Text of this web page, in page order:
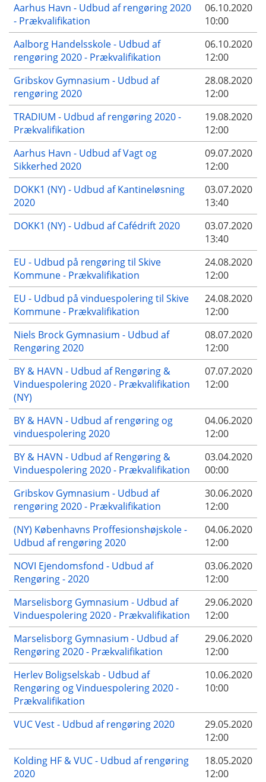
Aarhus Havn - Udbud af rengøring 2020
- Prækvalifikation
06.10.2020
10:00
Aalborg Handelsskole - Udbud af
rengøring 2020 - Prækvalifikation
06.10.2020
12:00
Gribskov Gymnasium - Udbud af
rengøring 2020
28.08.2020
12:00
TRADIUM - Udbud af rengøring 2020 -
Prækvalifikation
19.08.2020
12:00
Aarhus Havn - Udbud af Vagt og
Sikkerhed 2020
09.07.2020
12:00
DOKK1 (NY) - Udbud af Kantineløsning
2020
03.07.2020
13:40
DOKK1 (NY) - Udbud af Cafédrift 2020
03.07.2020
13:40
EU - Udbud på rengøring til Skive
Kommune - Prækvalifikation
24.08.2020
12:00
EU - Udbud på vinduespolering til Skive
Kommune - Prækvalifikation
24.08.2020
12:00
Niels Brock Gymnasium - Udbud af
Rengøring 2020
08.07.2020
12:00
BY & HAVN - Udbud af Rengøring &
Vinduespolering 2020 - Prækvalifikation
(NY)
07.07.2020
12:00
BY & HAVN - Udbud af rengøring og
vinduespolering 2020
04.06.2020
12:00
BY & HAVN - Udbud af Rengøring &
Vinduespolering 2020 - Prækvalifikation
03.04.2020
00:00
Gribskov Gymnasium - Udbud af
rengøring 2020 - Prækvalifikation
30.06.2020
12:00
(NY) Københavns Proffesionshøjskole -
Udbud af rengøring 2020
04.06.2020
12:00
NOVI Ejendomsfond - Udbud af
Rengøring - 2020
03.06.2020
12:00
Marselisborg Gymnasium - Udbud af
Vinduespolering 2020 - Prækvalifikation
29.06.2020
12:00
Marselisborg Gymnasium - Udbud af
Rengøring 2020 - Prækvalifikation
29.06.2020
12:00
Herlev Boligselskab - Udbud af
Rengøring og Vinduespolering 2020 -
Prækvalifikation
10.06.2020
10:00
VUC Vest - Udbud af rengøring 2020
29.05.2020
12:00
Kolding HF & VUC - Udbud af rengøring
2020
18.05.2020
12:00